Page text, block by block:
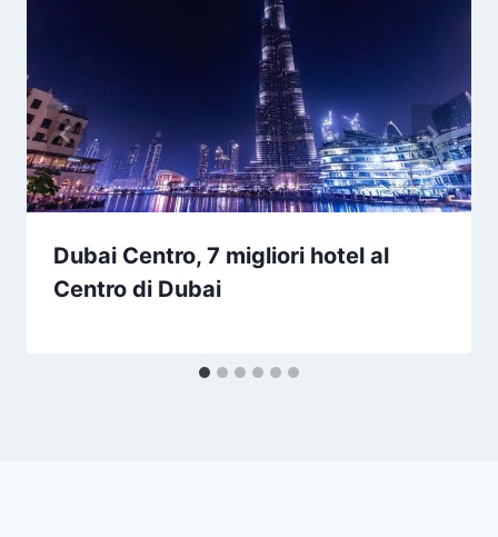
Dubai Centro, 7 migliori hotel al
Centro di Dubai